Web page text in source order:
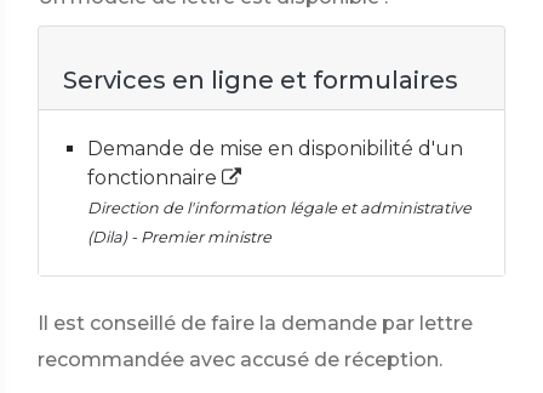
Services en ligne et formulaires
Demande de mise en disponibilité d'un
fonctionnaire
Direction de l'information légale et administrative
(Dila) - Premier ministre
Il est conseillé de faire la demande par lettre
recommandée avec accusé de réception.